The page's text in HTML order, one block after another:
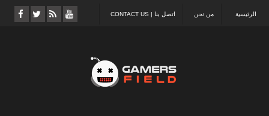
اتصل بنا | CONTACT US من نحن الرئيسية